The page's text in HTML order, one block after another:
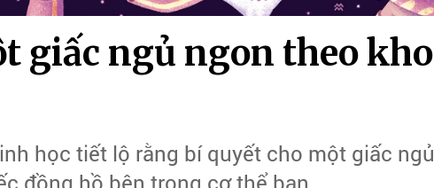
học tiết lộ rằng bí quyết cho một giấc ngủ